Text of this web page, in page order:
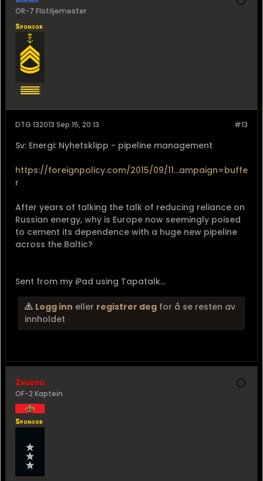
OR-7 Flotiljemester
Sponsor
#13
DTG 132013 Sep 15, 20:13
Sv: Energi: Nyhetsklipp - pipeline management
https://foreignpolicy.com/2015/09/11...ampaign=buffe
r
After years of talking the talk of reducing reliance on
Russian energy, why is Europe now seemingly poised
to cement its dependence with a huge new pipeline
across the Baltic?
Sent from my iPad using Tapatalk...
Logg inn eller registrer deg for å se resten av
innholdet
Znuddel
OF-2 Kaptein
Sponsor